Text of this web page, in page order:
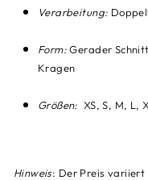
Verarbeitung:
Form:Gerader
Kragen
Größen: XS, S, M, L,
Hinweis: Der Preis variiert